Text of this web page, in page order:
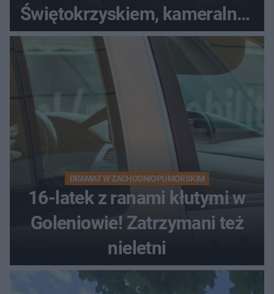
Świętokrzyskiem, kameralny i
bez tłumów
DRAMAT W ZACHODNIOPOMORSKIM
16-latek z ranami kłutymi w
Goleniowie! Zatrzymani też
nieletni